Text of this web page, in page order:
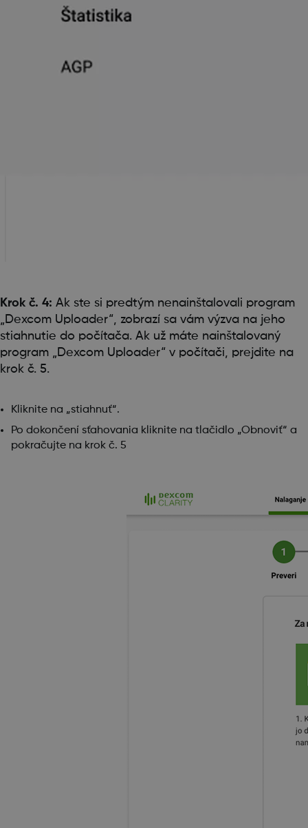
Krok č. 4: Ak ste si predtým nenainštalovali program
„Dexcom Uploader“, zobrazí sa vám výzva na jeho
stiahnutie do počítača. Ak už máte nainštalovaný
program „Dexcom Uploader“ v počítači, prejdite na
krok č. 5.
Kliknite na „stiahnuť“.
Po dokončení sťahovania kliknite na tlačidlo „Obnoviť“ a
pokračujte na krok č. 5